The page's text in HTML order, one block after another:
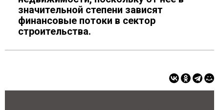
значительной степени зависят
финансовые потоки в сектор
строительства.